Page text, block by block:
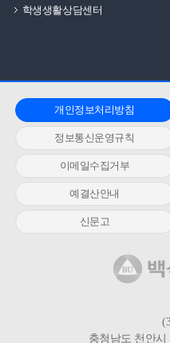
학생생활상담센터
개인정보처리방침
정보통신운영규칙
이메일수집거부
예결산안내
신문고
충청남도 천안시